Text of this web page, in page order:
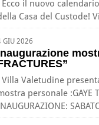
il nuovo
Casa del Custode!
GIU 2026
Valetudine presenta:
personale :GAYE